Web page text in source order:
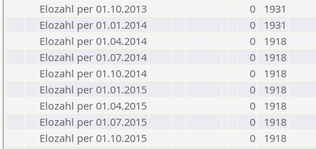
Elozahl per 01.10.2013
0
1931
Elozahl per 01.01.2014
0
1931
Elozahl per 01.04.2014
0
1918
Elozahl per 01.07.2014
0
1918
Elozahl per 01.10.2014
0
1918
Elozahl per 01.01.2015
0
1918
Elozahl per 01.04.2015
0
1918
Elozahl per 01.07.2015
0
1918
Elozahl per 01.10.2015
0
1918